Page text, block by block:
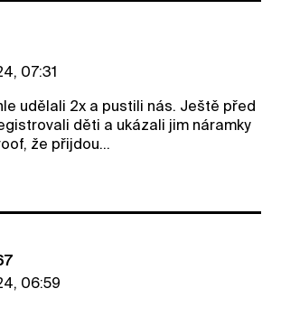
07:31
udělali 2x a pustili nás. Ještě před
děti a ukázali jim náramky
že přijdou...
06:59